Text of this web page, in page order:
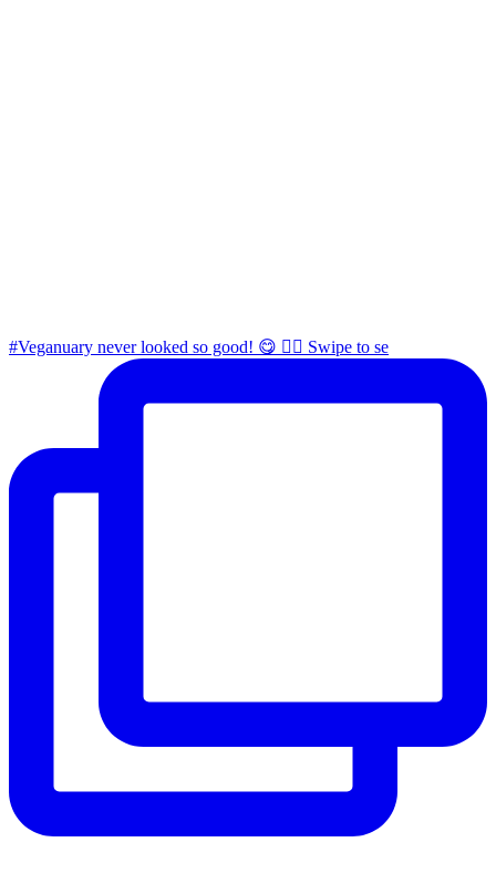
#Veganuary never looked so good! 😋 👉🏼 Swipe to se